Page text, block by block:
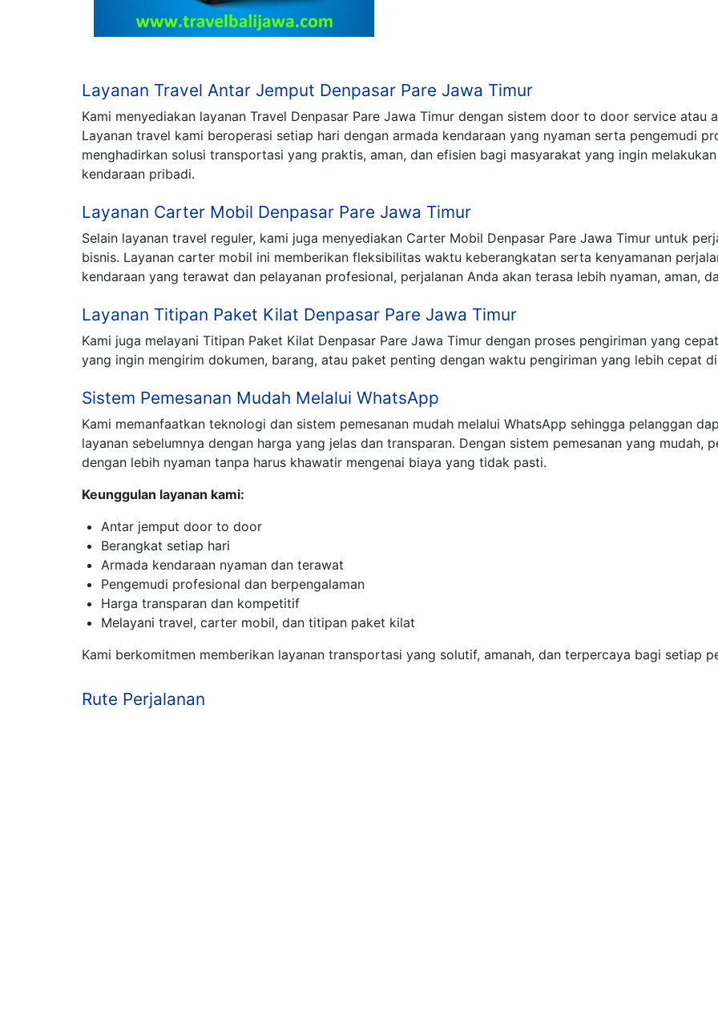
Layanan Travel Antar Jemput Denpasar Pare Jawa Timur
Kami menyediakan layanan Travel Denpasar Pare Jawa Timur dengan sistem door to door service atau
Layanan travel kami beroperasi setiap hari dengan armada kendaraan yang nyaman serta pengemudi
menghadirkan solusi transportasi yang praktis, aman, dan efisien bagi masyarakat yang ingin
kendaraan pribadi.
Layanan Carter Mobil Denpasar Pare Jawa Timur
Selain layanan travel reguler, kami juga menyediakan Carter Mobil Denpasar Pare Jawa Timur untuk
bisnis. Layanan carter mobil ini memberikan fleksibilitas waktu keberangkatan serta kenyamanan
kendaraan yang terawat dan pelayanan profesional, perjalanan Anda akan terasa lebih nyaman, aman,
Layanan Titipan Paket Kilat Denpasar Pare Jawa Timur
Kami juga melayani Titipan Paket Kilat Denpasar Pare Jawa Timur dengan proses pengiriman yang
yang ingin mengirim dokumen, barang, atau paket penting dengan waktu pengiriman yang lebih cepat
Sistem Pemesanan Mudah Melalui WhatsApp
Kami memanfaatkan teknologi dan sistem pemesanan mudah melalui WhatsApp sehingga pelanggan
layanan sebelumnya dengan harga yang jelas dan transparan. Dengan sistem pemesanan yang mudah,
dengan lebih nyaman tanpa harus khawatir mengenai biaya yang tidak pasti.
Keunggulan layanan kami:
Antar jemput door to door
Berangkat setiap hari
Armada kendaraan nyaman dan terawat
Pengemudi profesional dan berpengalaman
Harga transparan dan kompetitif
Melayani travel, carter mobil, dan titipan paket kilat
Kami berkomitmen memberikan layanan transportasi yang solutif, amanah, dan terpercaya bagi setiap
Rute Perjalanan